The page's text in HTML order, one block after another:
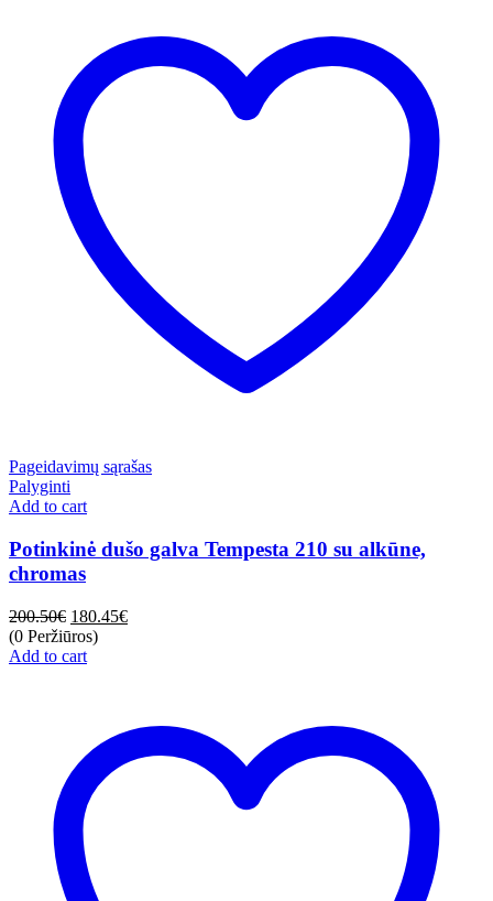
Pageidavimų sąrašas
Palyginti
Add to cart
Potinkinė dušo galva Tempesta 210 su alkūne,
chromas
200.50€ 180.45€
(0 Peržiūros)
Add to cart